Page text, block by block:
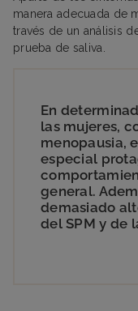
manera adecuada de
través de un análisis
prueba de saliva.
En
las mujeres,
menopausia,
especial
general.
demasiado
del SPM y de